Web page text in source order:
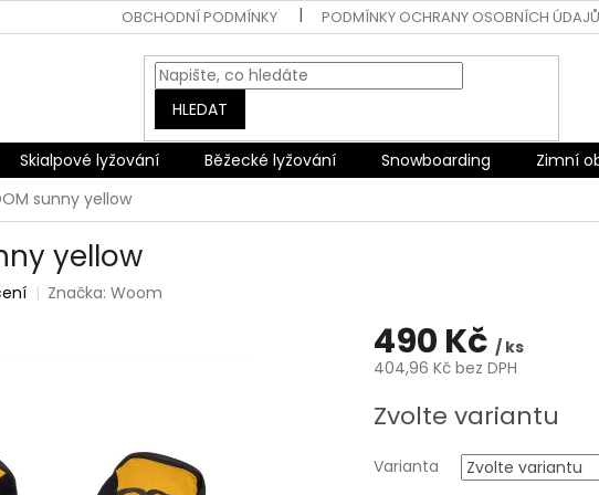
OBCHODNÍ PODMÍNKY PODMÍNKY OCHRANY OSOBNÍCH ÚDAJŮ
HLEDAT
Skialpové lyžování Běžecké lyžování Snowboarding Zimní
sunny yellow
yellow
Značka:Woom
490 Kč / ks
404,96 Kč bez DPH
cena:
Zvolte variantu
Varianta